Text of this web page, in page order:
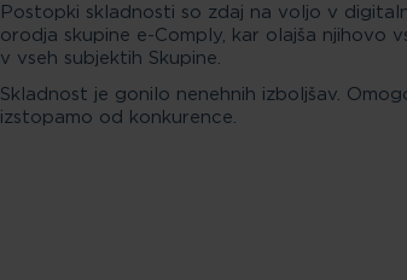
Postopki skladnosti so zdaj na voljo v
orodja skupine e-Comply, kar olajša njihovo
v vseh subjektih Skupine.
Skladnost je gonilo nenehnih izboljšav.
izstopamo od konkurence.